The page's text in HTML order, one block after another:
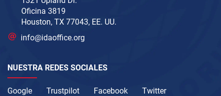
Oficina 3819
Houston, TX 77043, EE. UU.
info@idaoffice.org
NUESTRA REDES SOCIALES
Google Trustpilot Facebook
Twitter